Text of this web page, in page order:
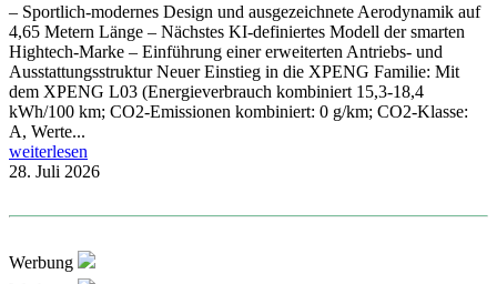
– Sportlich-modernes Design und ausgezeichnete Aerodynamik auf
4,65 Metern Länge – Nächstes KI-definiertes Modell der smarten
Hightech-Marke – Einführung einer erweiterten Antriebs- und
Ausstattungsstruktur Neuer Einstieg in die XPENG Familie: Mit
dem XPENG L03 (Energieverbrauch kombiniert 15,3-18,4
kWh/100 km; CO2-Emissionen kombiniert: 0 g/km; CO2-Klasse:
A, Werte...
weiterlesen
28. Juli 2026
Werbung